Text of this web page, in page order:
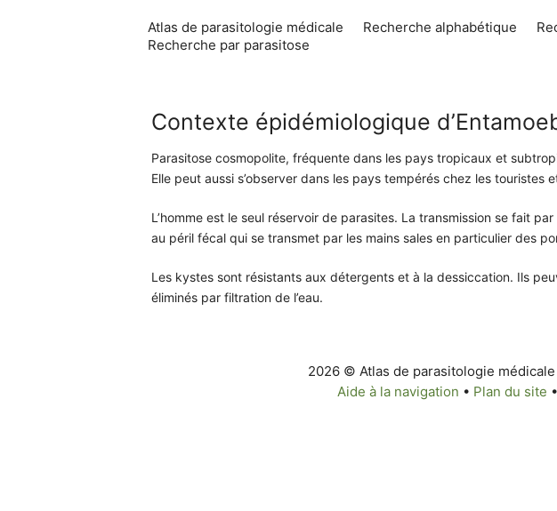
Atlas de parasitologie médicale Recherche alphabétique
Recherche par parasitose
Contexte épidémiologique
Parasitose cosmopolite, fréquente dans les pays tropicaux et
Elle peut aussi s’observer dans les pays tempérés chez les
L’homme est le seul réservoir de parasites. La transmission se fait
au péril fécal qui se transmet par les mains sales en particulier des
Les kystes sont résistants aux détergents et à la dessiccation. Ils
éliminés par filtration de l’eau.
2026 © Atlas de parasitologie médicale
Aide à la navigation • Plan du site •